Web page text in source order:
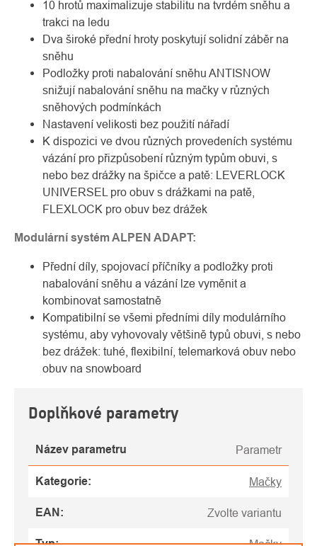
10 hrotů maximalizuje stabilitu na tvrdém sněhu a
trakci na ledu
Dva široké přední hroty poskytují solidní záběr na
sněhu
Podložky proti nabalování sněhu ANTISNOW
snižují nabalování sněhu na mačky v různých
sněhových podmínkách
Nastavení velikosti bez použití nářadí
K dispozici ve dvou různých provedeních systému
vázání pro přizpůsobení různým typům obuvi, s
nebo bez drážky na špičce a patě: LEVERLOCK
UNIVERSEL pro obuv s drážkami na patě,
FLEXLOCK pro obuv bez drážek
Modulární systém ALPEN ADAPT:
Přední díly, spojovací příčníky a podložky proti
nabalování sněhu a vázání lze vyměnit a
kombinovat samostatně
Kompatibilní se všemi předními díly modulárního
systému, aby vyhovovaly většině typů obuvi, s nebo
bez drážek: tuhé, flexibilní, telemarková obuv nebo
obuv na snowboard
Doplňkové parametry
Název parametru Parametr
Kategorie: Mačky
EAN : Zvolte variantu